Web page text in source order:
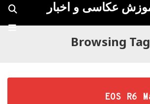
عکاسی و اخبار
Browsing Tag
EOS R6